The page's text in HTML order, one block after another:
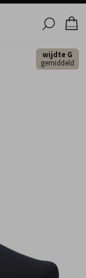
wijdte G
gemiddeld